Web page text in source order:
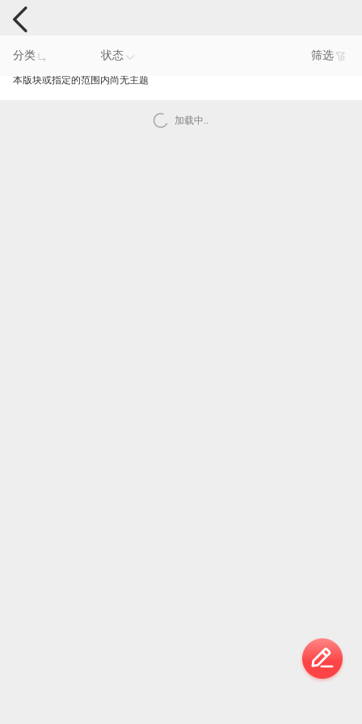
手机反馈
分类 状态 筛选
本版块或指定的范围内尚无主题
加载中..